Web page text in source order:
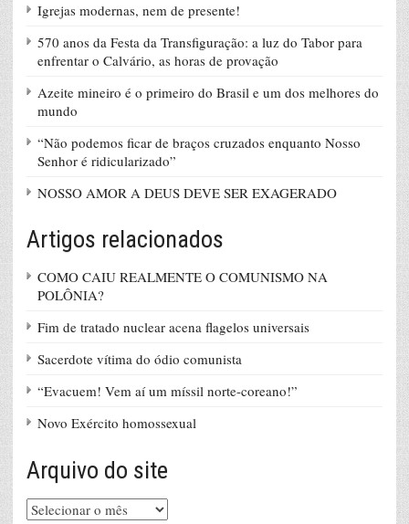
Igrejas modernas, nem de presente!
570 anos da Festa da Transfiguração: a luz do Tabor para
enfrentar o Calvário, as horas de provação
Azeite mineiro é o primeiro do Brasil e um dos melhores do
mundo
“Não podemos ficar de braços cruzados enquanto Nosso
Senhor é ridicularizado”
NOSSO AMOR A DEUS DEVE SER EXAGERADO
Artigos relacionados
COMO CAIU REALMENTE O COMUNISMO NA
POLÔNIA?
Fim de tratado nuclear acena flagelos universais
Sacerdote vítima do ódio comunista
“Evacuem! Vem aí um míssil norte-coreano!”
Novo Exército homossexual
Arquivo do site
Arquivo